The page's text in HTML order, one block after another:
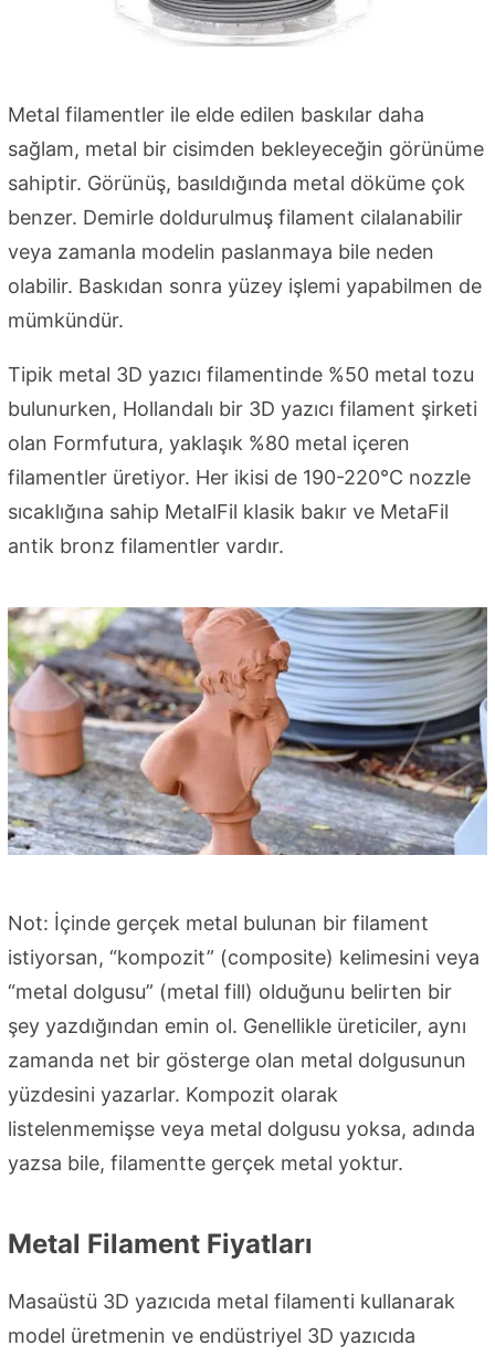
Metal filamentler ile elde edilen baskılar daha
sağlam, metal bir cisimden bekleyeceğin görünüme
sahiptir. Görünüş, basıldığında metal döküme çok
benzer. Demirle doldurulmuş filament cilalanabilir
veya zamanla modelin paslanmaya bile neden
olabilir. Baskıdan sonra yüzey işlemi yapabilmen de
mümkündür.
Tipik metal 3D yazıcı filamentinde %50 metal tozu
bulunurken, Hollandalı bir 3D yazıcı filament şirketi
olan Formfutura, yaklaşık %80 metal içeren
filamentler üretiyor. Her ikisi de 190-220°C nozzle
sıcaklığına sahip MetalFil klasik bakır ve MetaFil
antik bronz filamentler vardır.
Not: İçinde gerçek metal bulunan bir filament
istiyorsan, “kompozit” (composite) kelimesini veya
“metal dolgusu” (metal fill) olduğunu belirten bir
şey yazdığından emin ol. Genellikle üreticiler, aynı
zamanda net bir gösterge olan metal dolgusunun
yüzdesini yazarlar. Kompozit olarak
listelenmemişse veya metal dolgusu yoksa, adında
yazsa bile, filamentte gerçek metal yoktur.
Metal Filament Fiyatları
Masaüstü 3D yazıcıda metal filamenti kullanarak
model üretmenin ve endüstriyel 3D yazıcıda